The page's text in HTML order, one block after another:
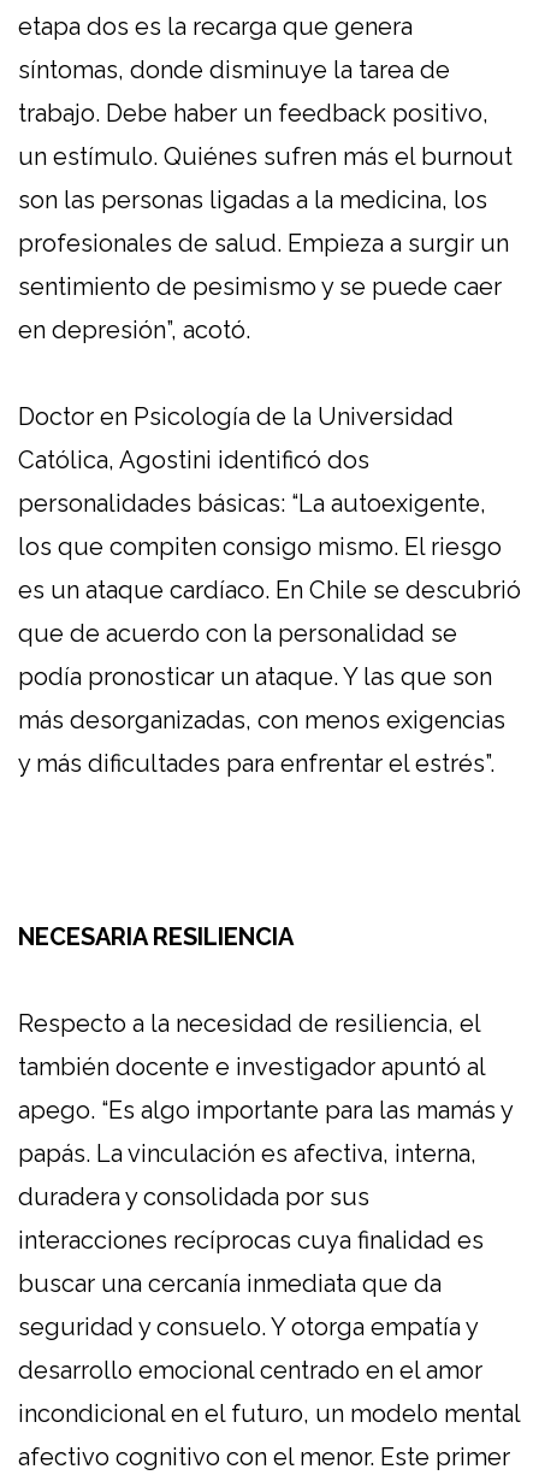
etapa dos es la recarga que genera
síntomas, donde disminuye la tarea de
trabajo. Debe haber un feedback positivo,
un estímulo. Quiénes sufren más el burnout
son las personas ligadas a la medicina, los
profesionales de salud. Empieza a surgir un
sentimiento de pesimismo y se puede caer
en depresión”, acotó.
Doctor en Psicología de la Universidad
Católica, Agostini identificó dos
personalidades básicas: “La autoexigente,
los que compiten consigo mismo. El riesgo
es un ataque cardíaco. En Chile se descubrió
que de acuerdo con la personalidad se
podía pronosticar un ataque. Y las que son
más desorganizadas, con menos exigencias
y más dificultades para enfrentar el estrés”.
NECESARIA RESILIENCIA
Respecto a la necesidad de resiliencia, el
también docente e investigador apuntó al
apego. “Es algo importante para las mamás y
papás. La vinculación es afectiva, interna,
duradera y consolidada por sus
interacciones recíprocas cuya finalidad es
buscar una cercanía inmediata que da
seguridad y consuelo. Y otorga empatía y
desarrollo emocional centrado en el amor
incondicional en el futuro, un modelo mental
afectivo cognitivo con el menor. Este primer